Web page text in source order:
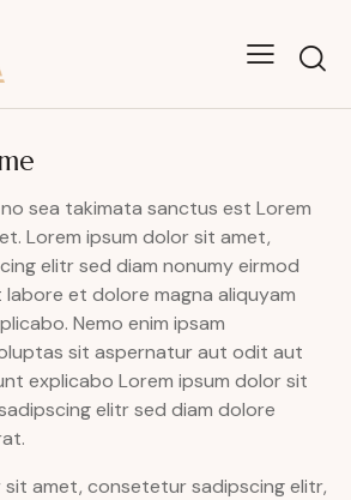
sea takimata sanctus est Lorem
Lorem ipsum dolor sit amet,
elitr sed diam nonumy eirmod
et dolore magna aliquyam
Nemo enim ipsam
sit aspernatur aut odit aut
explicabo Lorem ipsum dolor sit
elitr sed diam dolore
sit amet, consetetur sadipscing elitr,